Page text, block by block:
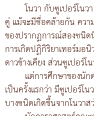
โนวา กับซูเปอร์โน
คู่ แม้จะมีชื่อคล้ายกัน คว
ของปรากฏการณ์สองชนิด
การเกิดปฏิกิริยาเทอร์มอ
ดาวข้างเคียง ส่วนซูเปอร์
แต่การศึกษาของนัก
เป็นครั้งแรกว่า มีซูเปอร์โ
บางชนิดเกิดขึ้นจากโนวาส